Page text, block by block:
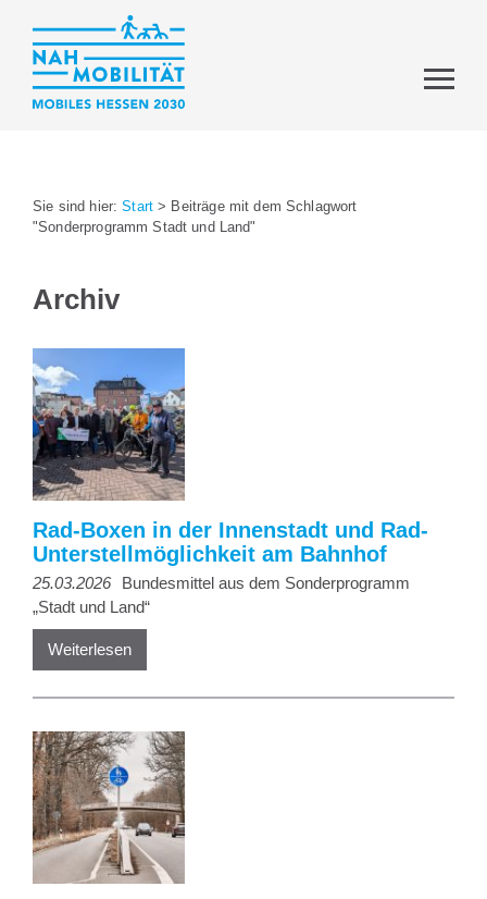
Sie sind hier:Start > Beiträge mit dem Schlagwort
"Sonderprogramm Stadt und Land"
Archiv
Rad-Boxen in der Innenstadt und Rad-
Unterstellmöglichkeit am Bahnhof
25.03.2026
Bundesmittel aus dem Sonderprogramm
„Stadt und Land“
Weiterlesen